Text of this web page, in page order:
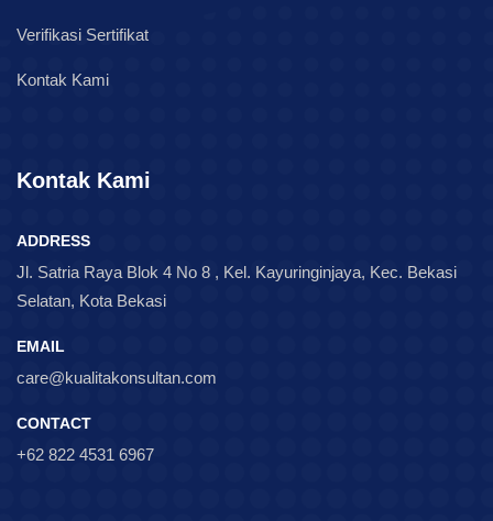
Verifikasi Sertifikat
Kontak Kami
Kontak Kami
ADDRESS
Jl. Satria Raya Blok 4 No 8 , Kel. Kayuringinjaya, Kec. Bekasi
Selatan, Kota Bekasi
EMAIL
care@kualitakonsultan.com
CONTACT
+62 822 4531 6967